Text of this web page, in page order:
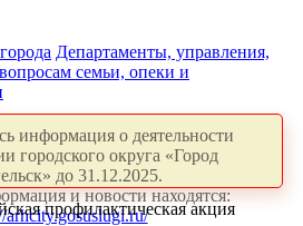
Департаменты, управления,
семьи, опеки и
информация о деятельности
городского округа «Город
до 31.12.2025.
и новости находятся:
arhcity.gosuslugi.ru/
профилактическая акция